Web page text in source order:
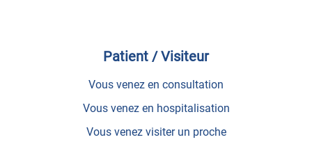
Patient / Visiteur
Vous venez en consultation
Vous venez en hospitalisation
Vous venez visiter un proche